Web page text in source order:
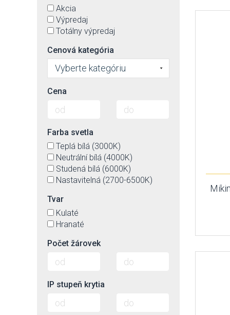
Akcia
Výpredaj
Totálny výpredaj
Cenová kategória
Vyberte kategóriu
Cena
Farba svetla
Teplá bílá (3000K)
Neutrální bílá (4000K)
Studená bílá (6000K)
Nastavitelná (2700-6500K)
Tvar
Kulaté
Hranaté
Počet žárovek
IP stupeň krytia